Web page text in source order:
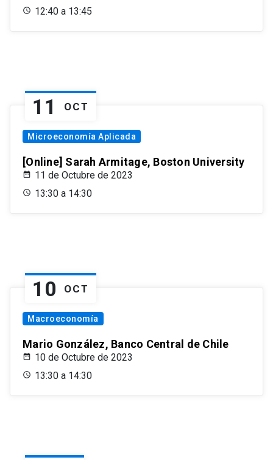
12:40 a 13:45
11 OCT
Microeconomía Aplicada
[Online] Sarah Armitage, Boston University
11 de Octubre de 2023
13:30 a 14:30
10 OCT
Macroeconomía
Mario González, Banco Central de Chile
10 de Octubre de 2023
13:30 a 14:30